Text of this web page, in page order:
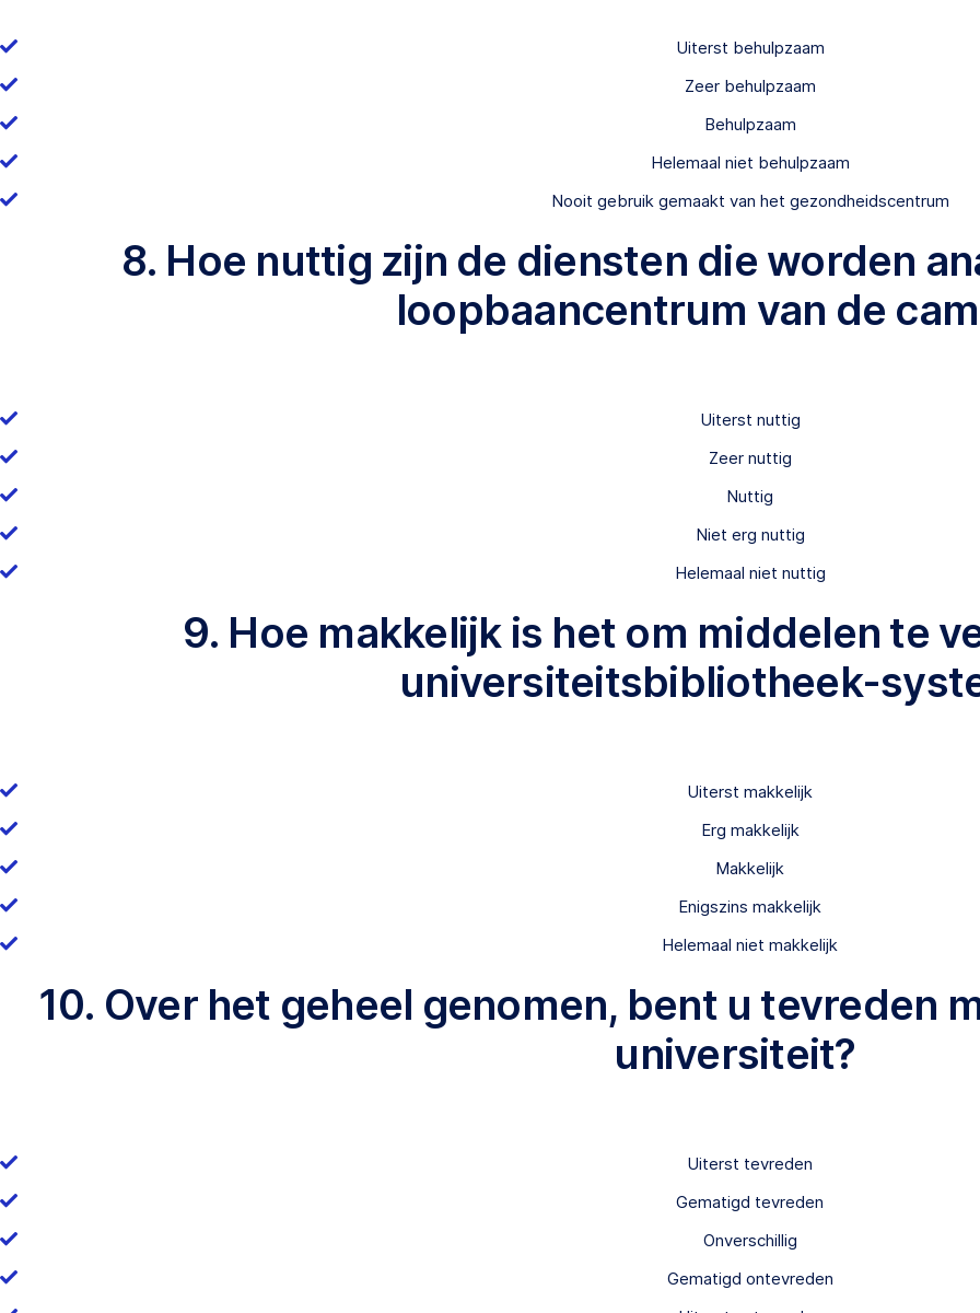
Uiterst behulpzaam
Zeer behulpzaam
Behulpzaam
Helemaal niet behulpzaam
Nooit gebruik gemaakt van het gezondheidscentrum
8. Hoe nuttig zijn de diensten die worden
loopbaancentrum van de
Uiterst nuttig
Zeer nuttig
Nuttig
Niet erg nuttig
Helemaal niet nuttig
9. Hoe makkelijk is het om middelen te
universiteitsbibliotheek-
Uiterst makkelijk
Erg makkelijk
Makkelijk
Enigszins makkelijk
Helemaal niet makkelijk
10. Over het geheel genomen, bent u tevreden
universiteit?
Uiterst tevreden
Gematigd tevreden
Onverschillig
Gematigd ontevreden